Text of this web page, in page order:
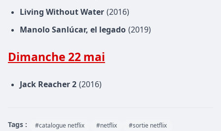
Living Without Water (2016)
Manolo Sanlúcar, el legado (2019)
Dimanche 22 mai
Jack Reacher 2 (2016)
Tags : #catalogue netflix #netflix #sortie netflix